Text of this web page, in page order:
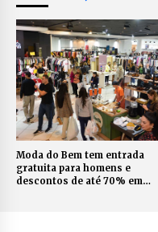
Moda do Bem tem entrada
gratuita para homens e
descontos de até 70% em